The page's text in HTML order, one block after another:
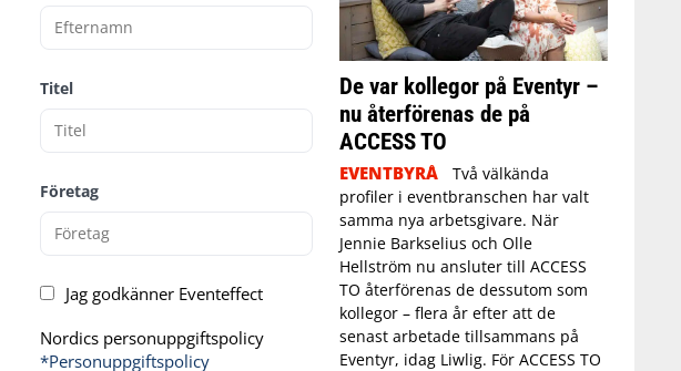
Titel
Företag
Jag godkänner Eventeffect
Nordics personuppgiftspolicy
*Personuppgiftspolicy
De var kollegor på Eventyr –
nu återförenas de på
ACCESS TO
EVENTBYRÅ
Två välkända
profiler i eventbranschen har valt
samma nya arbetsgivare. När
Jennie Barkselius och Olle
Hellström nu ansluter till ACCESS
TO återförenas de dessutom som
kollegor – flera år efter att de
senast arbetade tillsammans på
Eventyr, idag Liwlig. För ACCESS TO